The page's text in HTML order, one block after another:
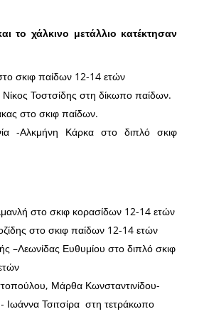
το χάλκινο μετάλλιο κατέκτησαν
σκιφ παίδων 12-14 ετών
Τοστσίδης στη δίκωπο παίδων.
στο σκιφ παίδων.
-Αλκμήνη Κάρκα στο διπλό σκιφ
στο σκιφ κορασίδων 12-14 ετών
στο σκιφ παίδων 12-14 ετών
–Λεωνίδας Ευθυμίου στο διπλό σκιφ
Μάρθα Κωνσταντινίδου-
Ιωάννα Τσιτσίρα στη τετράκωπο